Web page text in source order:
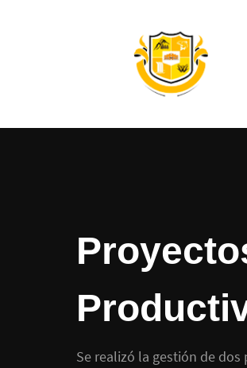
Se realizó la gestión de dos